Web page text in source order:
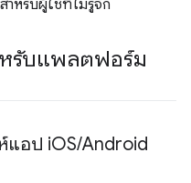
าหรับผู้ใช้ที่ไม่รู้จัก
หรับแพลตฟอร์ม
แอป iOS/Android